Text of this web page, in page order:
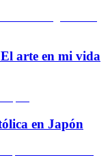
arte en mi vida
en Japón